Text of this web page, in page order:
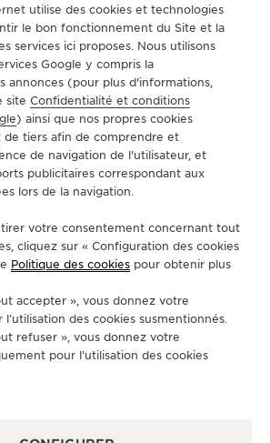
DEPUIS 1931
DU SON
DE LA PRÉCISION
BOUTIQUE TOUS LES MAGASINS
NORDETATS-UNISNASHVILLE
À LA PAGE INSTAGRAM DE
ACCÉDER À LA PAGE LINKEDIN DE
ALLER SUR LA PAGE JAEGER-
ACCÉDER À LA PAGE
ALLER SUR LA PAGE
ALLER SUR LA
À LA NEWSLETTER
utilise des cookies et technologies
le bon fonctionnement du Site et la
services ici proposes. Nous utilisons
Google y compris la
annonces (pour plus d'informations,
site Confidentialité et conditions
) ainsi que nos propres cookies
de tiers afin de comprendre et
de navigation de l'utilisateur, et
publicitaires correspondant aux
lors de la navigation.
votre consentement concernant tout
cliquez sur « Configuration des cookies
Politique des cookies pour obtenir plus
accepter », vous donnez votre
des cookies susmentionnés.
refuser », vous donnez votre
pour l’utilisation des cookies